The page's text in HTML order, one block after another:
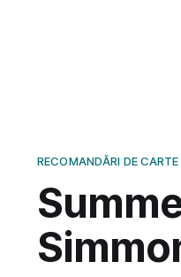
RECOMANDĂRI DE CARTE